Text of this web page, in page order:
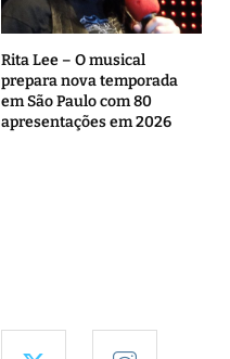
Rita Lee – O musical
prepara nova temporada
em São Paulo com 80
apresentações em 2026